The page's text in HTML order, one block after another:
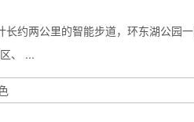
约两公里的智能步道，环东湖公园
、 ...